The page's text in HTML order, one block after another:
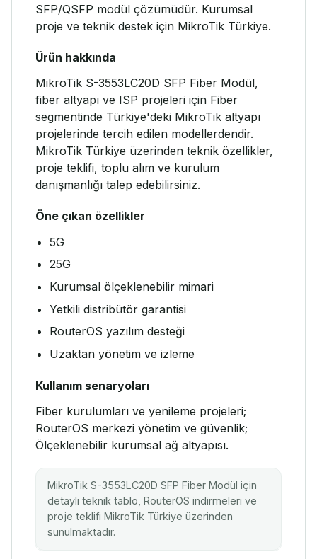
SFP/QSFP modül çözümüdür. Kurumsal
proje ve teknik destek için MikroTik Türkiye.
Ürün hakkında
MikroTik S-3553LC20D SFP Fiber Modül,
fiber altyapı ve ISP projeleri için Fiber
segmentinde Türkiye'deki MikroTik altyapı
projelerinde tercih edilen modellerdendir.
MikroTik Türkiye üzerinden teknik özellikler,
proje teklifi, toplu alım ve kurulum
danışmanlığı talep edebilirsiniz.
Öne çıkan özellikler
5G
25G
Kurumsal ölçeklenebilir mimari
Yetkili distribütör garantisi
RouterOS yazılım desteği
Uzaktan yönetim ve izleme
Kullanım senaryoları
Fiber kurulumları ve yenileme projeleri;
RouterOS merkezi yönetim ve güvenlik;
Ölçeklenebilir kurumsal ağ altyapısı.
MikroTik S-3553LC20D SFP Fiber Modül için
detaylı teknik tablo, RouterOS indirmeleri ve
proje teklifi MikroTik Türkiye üzerinden
sunulmaktadır.